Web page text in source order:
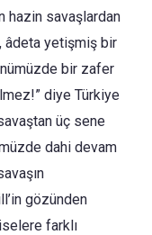
hazin savaşlardan
âdeta yetişmiş bir
bir zafer
diye Türkiye
üç sene
dahi devam
gözünden
farklı